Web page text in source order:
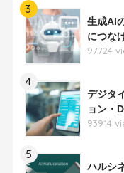
3
生成AI
につな
97724
4
デジタ
ョン・
93914
5
ハルシ